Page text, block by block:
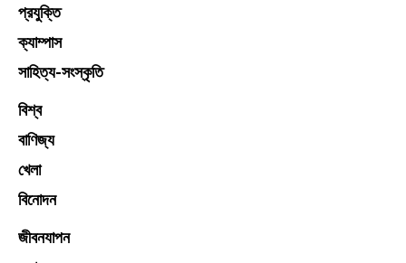
প্রযুক্তি
ক্যাম্পাস
সাহিত্য-সংস্কৃতি
বিশ্ব
বাণিজ্য
খেলা
বিনোদন
জীবনযাপন